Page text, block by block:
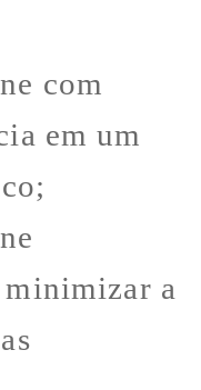
com
em um
a